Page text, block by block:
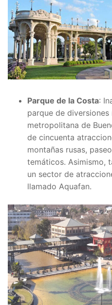
Parque de la Costa:
parque de
metropolitana de
de cincuenta
montañas rusas,
temáticos. Asimismo,
un sector de
llamado Aquafan.